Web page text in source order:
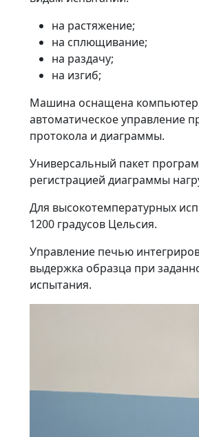
на растяжение;
на сплющивание;
на раздачу;
на изгиб;
Машина оснащена
автоматическое управление
протокола и диаграммы.
Универсальный пакет
регистрацией диаграммы
Для высокотемпературных
1200 градусов Цельсия.
Управление печью
выдержка образца при
испытания.